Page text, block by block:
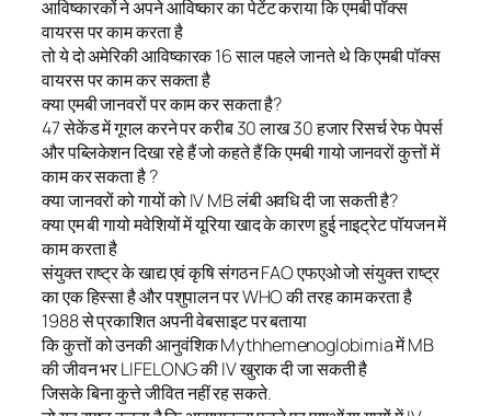
आविष्कारकों ने अपने आविष्कार का पेटेंट कराया कि एमबी पॉक्स
वायरस पर काम करता है
तो ये दो अमेरिकी आविष्कारक 16 साल पहले जानते थे कि एमबी पॉक्स
वायरस पर काम कर सकता है
क्या एमबी जानवरों पर काम कर सकता है?
47 सेकेंड में गूगल करने पर करीब 30 लाख 30 हजार रिसर्च रेफ पेपर्स
और पब्लिकेशन दिखा रहे हैं जो कहते हैं कि एमबी गायो जानवरों कुत्तों में
काम कर सकता है ?
क्या जानवरों को गायों को IV MB लंबी अवधि दी जा सकती है?
क्या एम बी गायो मवेशियों में यूरिया खाद के कारण हुई नाइट्रेट पॉयजन में
काम करता है
संयुक्त राष्ट्र के खाद्य एवं कृषि संगठन FAO एफएओ जो संयुक्त राष्ट्र
का एक हिस्सा है और पशुपालन पर WHO की तरह काम करता है
1988 से प्रकाशित अपनी वेबसाइट पर बताया
कि कुत्तों को उनकी आनुवंशिक Mythhemenoglobimia में MB
की जीवन भर LIFELONG की IV खुराक दी जा सकती है
जिसके बिना कुत्ते जीवित नहीं रह सकते.